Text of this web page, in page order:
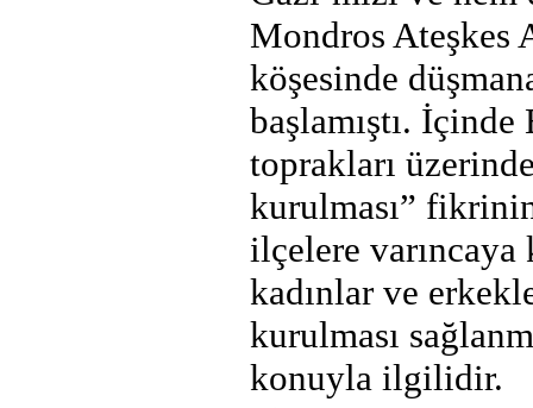
Mondros Ateşkes
köşesinde
başlamıştı.
toprakları
kurulması”
ilçelere
kadınlar ve
kurulması
konuyla ilgilidir.